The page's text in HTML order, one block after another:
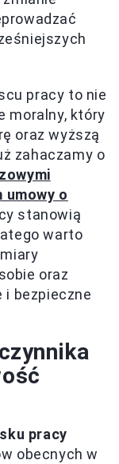
pracy to nie
moralny, który
oraz wyższą
zahaczamy o
umowy o
stanowią
warto
oraz
bezpieczne
pracy
obecnych w